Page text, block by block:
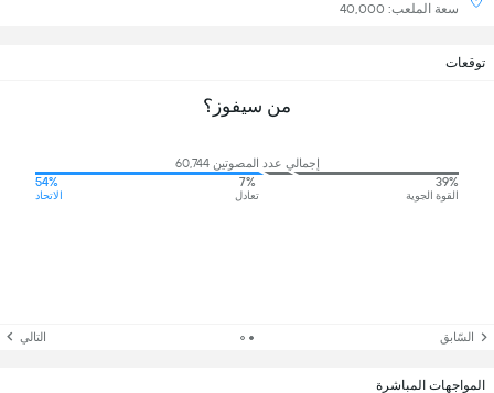
سعة الملعب: 40,000
توقعات
من سيفوز؟
إجمالي عدد المصوتين 60,744
39%
القوة الجوية
7%
تعادل
54%
الاتحاد
السّابق التالي
المواجهات المباشرة